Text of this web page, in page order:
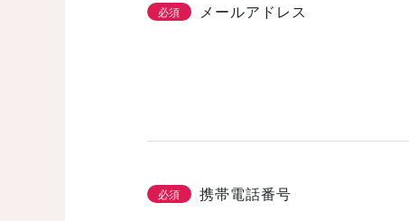
必須 メールアドレス
必須 携帯電話番号